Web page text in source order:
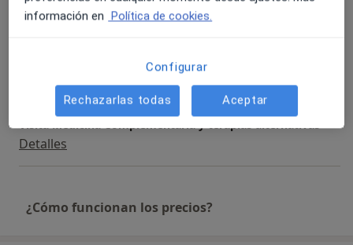
270 € Detalles
Desde 160 € Detalles
Visita Medicina Complementaria y terapias alternativas
Detalles
¿Cómo funcionan los precios?
información en Política de cookies.
Configurar
Rechazarlas todas Aceptar